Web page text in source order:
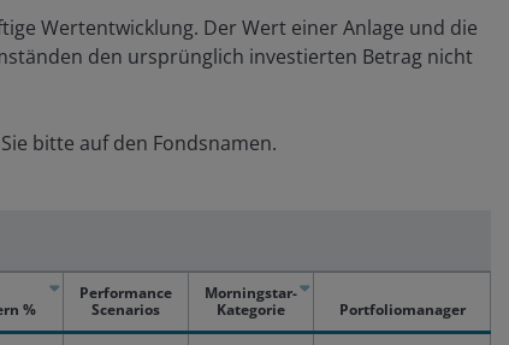
Wertentwicklung. Der Wert einer Anlage und die
den ursprünglich investierten Betrag nicht
bitte auf den Fondsnamen.
%
Performance
Scenarios
Morningstar-
Kategorie
Portfoliomanager